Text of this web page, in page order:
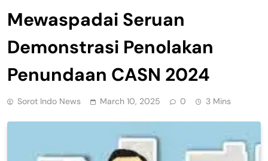
Mewaspadai Seruan
Demonstrasi Penolakan
Penundaan CASN 2024
Sorot Indo News March 10, 2025 0 3 Mins